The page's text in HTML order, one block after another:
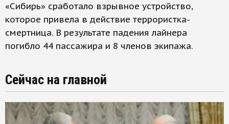
«Сибирь» сработало взрывное устройство,
которое привела в действие террористка-
смертница. В результате падения лайнера
погибло 44 пассажира и 8 членов экипажа.
Сейчас на главной